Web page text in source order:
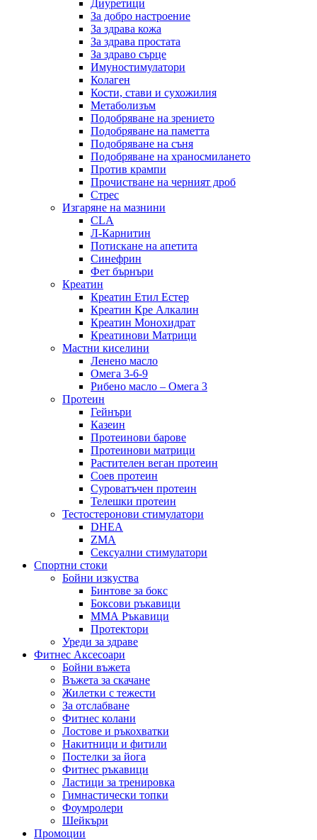
Диуретици
За добро настроение
За здрава кожа
За здрава простата
За здраво сърце
Имуностимулатори
Колаген
Кости, стави и сухожилия
Метаболизъм
Подобряване на зрението
Подобряване на паметта
Подобряване на съня
Подобряване на храносмилането
Против крампи
Прочистване на черният дроб
Стрес
Изгаряне на мазнини
CLA
Л-Карнитин
Потискане на апетита
Синефрин
Фет бърнъри
Креатин
Креатин Етил Естер
Креатин Кре Алкалин
Креатин Монохидрат
Креатинови Матрици
Мастни киселини
Ленено масло
Омега 3-6-9
Рибено масло – Омега 3
Протеин
Гейнъри
Казеин
Протеинови барове
Протеинови матрици
Растителен веган протеин
Соев протеин
Суроватъчен протеин
Телешки протеин
Тестостеронови стимулатори
DHEA
ZMA
Сексуални стимулатори
Спортни стоки
Бойни изкуства
Бинтове за бокс
Боксови ръкавици
ММА Ръкавици
Протектори
Уреди за здраве
Фитнес Аксесоари
Бойни въжета
Въжета за скачане
Жилетки с тежести
За отслабване
Фитнес колани
Лостове и ръкохватки
Накитници и фитили
Постелки за йога
Фитнес ръкавици
Ластици за тренировка
Гимнастически топки
Фоумролери
Шейкъри
Промоции